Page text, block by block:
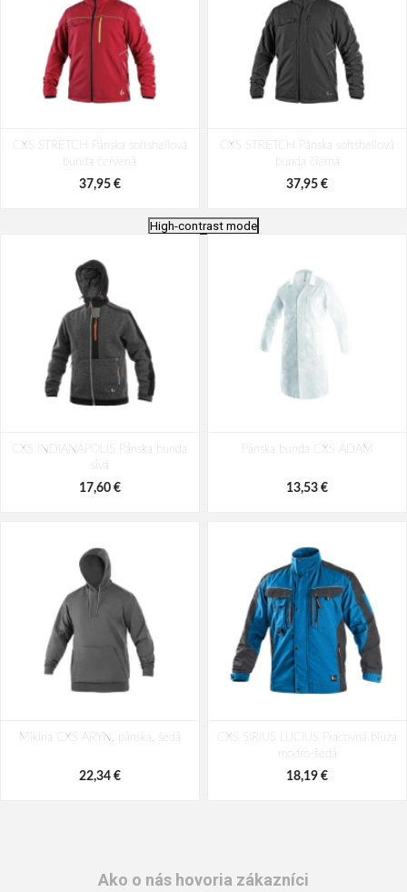
CXS STRETCH Pánska softshellová
bunda červená
37,95 €
CXS STRETCH Pánska softshellová
bunda čierna
37,95 €
bunda stredne modrá
39,64 €
bunda tmavo modrá
High-contrast mode
CXS INDIANAPOLIS Pánska bunda
sivá
17,60 €
Pánska bunda CXS ADAM
13,53 €
Mikina CXS ARYN, pánska, šedá
22,34 €
CXS SIRIUS LUCIUS Pracovná blúza
modro-šedá
18,19 €
Ako o nás hovoria zákazníci